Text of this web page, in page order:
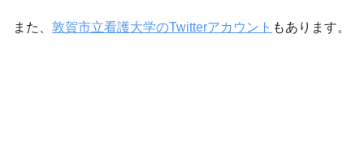
また、 敦賀市立看護大学のTwitterアカウント もあります。